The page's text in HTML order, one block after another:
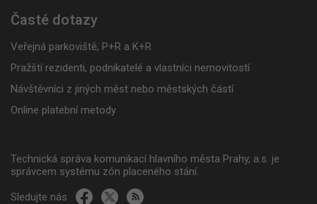
Časté dotazy
Veřejná parkoviště, P+R a K+R
Pražští rezidenti, podnikatelé a vlastníci nemovitostí
Návštěvníci z jiných měst nebo městských částí
Online platební metody
Technická správa komunikací hlavního města Prahy, a.s. je
správcem systému zón placeného stání.
Sledujte nás